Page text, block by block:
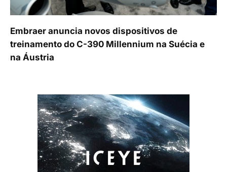
Embraer anuncia novos dispositivos de
treinamento do C-390 Millennium na Suécia e
na Áustria